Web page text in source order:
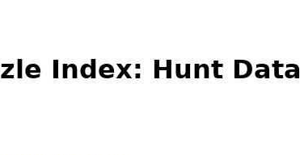
Index: Hunt Data